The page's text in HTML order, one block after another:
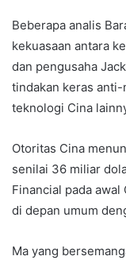
Beberapa analis
kekuasaan antara
dan pengusaha
tindakan keras
teknologi Cina
Otoritas Cina
senilai 36 miliar
Financial pada
di depan umum
Ma yang